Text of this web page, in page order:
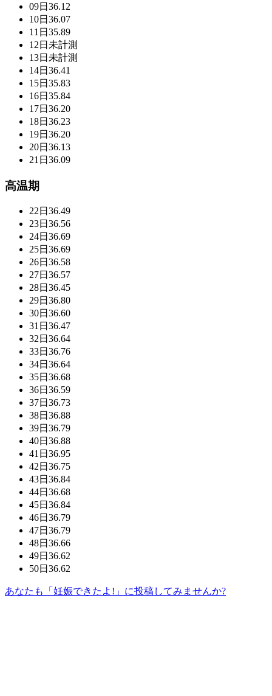
09日 36.12
10日 36.07
11日 35.89
12日 未計測
13日 未計測
14日 36.41
15日 35.83
16日 35.84
17日 36.20
18日 36.23
19日 36.20
20日 36.13
21日 36.09
高温期
22日 36.49
23日 36.56
24日 36.69
25日 36.69
26日 36.58
27日 36.57
28日 36.45
29日 36.80
30日 36.60
31日 36.47
32日 36.64
33日 36.76
34日 36.64
35日 36.68
36日 36.59
37日 36.73
38日 36.88
39日 36.79
40日 36.88
41日 36.95
42日 36.75
43日 36.84
44日 36.68
45日 36.84
46日 36.79
47日 36.79
48日 36.66
49日 36.62
50日 36.62
あなたも「妊娠できたよ!」に投稿してみませんか?